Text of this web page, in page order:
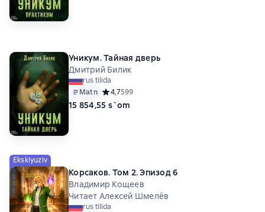
Уникум. Тайная дверь
Дмитрий Билик
rus tilida
Matn Средний рейтинг 4,7 на основе 599 оценок
4,7599
15 854,55 s`om
Eksklyuziv
Корсаков. Том 2. Эпизод 6
Владимир Кощеев
Читает Алексей Шмелёв
rus tilida